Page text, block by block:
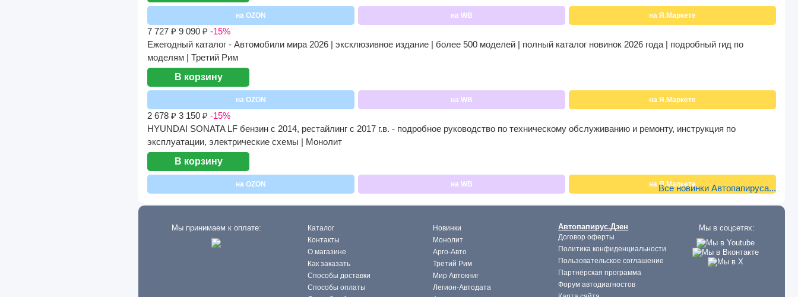
на OZON на WB на Я.Маркете
7 727 ₽ 9 090 ₽ -15%
Ежегодный каталог - Автомобили мира 2026 | эксклюзивное издание | более 500 моделей | полный каталог новинок 2026 года | подробный гид по
моделям | Третий Рим
В корзину
на OZON на WB на Я.Маркете
2 678 ₽ 3 150 ₽ -15%
HYUNDAI SONATA LF бензин с 2014, рестайлинг с 2017 г.в. - подробное руководство по техническому обслуживанию и ремонту, инструкция по
эксплуатации, электрические схемы | Монолит
В корзину
на OZON на WB на Я.Маркете
Все новинки Автопапируса...
Мы принимаем к оплате:
Каталог
Контакты
О магазине
Как заказать
Способы доставки
Способы оплаты
Новинки
Монолит
Арго-Авто
Третий Рим
Мир Автокниг
Легион-Автодата
Автопапирус.Дзен
Договор оферты
Политика конфиденциальности
Пользовательское соглашение
Партнёрская программа
Форум автодиагностов
Мы в соцсетях: